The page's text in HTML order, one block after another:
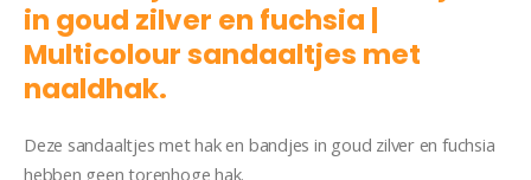
in goud zilver en fuchsia |
Multicolour sandaaltjes met
naaldhak.
Deze sandaaltjes met hak en bandjes in goud zilver en fuchsia
hebben geen torenhoge hak.